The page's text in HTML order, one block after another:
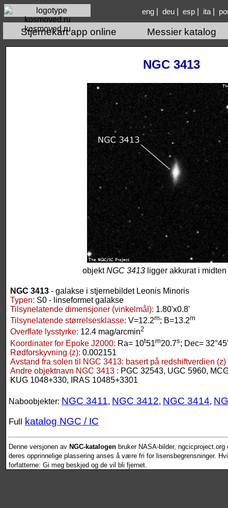
kosmoved.ru
eng| deu| esp| ita|
Stjernekart app online Messier katalog
NGC 3413
objektNGC 3413ligger akkurat i midten
NGC 3413 - galakse i stjernebildet Leonis Minoris
Typen: S0 - linseformet galakse
Tilsynelatende dimensjoner (vinkelmål): 1.80'x0.8'
Tilsynelatende størrelsesklasse: V=12.2m; B=13.2m
Overflate lysstyrke: 12.4 mag/arcmin2
Koordinater for Epoke J2000: Ra= 10t51m20.7s; Dec=
Rødforskyvning (z): 0.002151
Avstand fra solen til NGC 3413: basert på redshiftverdien
Andre objektnavn NGC 3413 : PGC 32543, UGC 5960,
KUG 1048+330, IRAS 10485+3301
Naboobjekter: NGC 3411, NGC 3412, NGC 3414,
Full katalog NGC / IC
Denne versjonen av NGC-katalogen bruker NASA-bilder,
deres opprinnelige plassering anses å være fri for lisensbegrensninger.
forfatterne: Gi meg beskjed og de vil bli fjernet.